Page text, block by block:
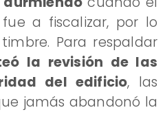
a fiscalizar, por lo
Para respaldar
la revisión de las
del edificio, las
jamás abandonó la